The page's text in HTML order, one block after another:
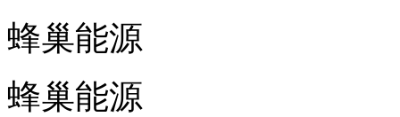
蜂巢能源
蜂巢能源